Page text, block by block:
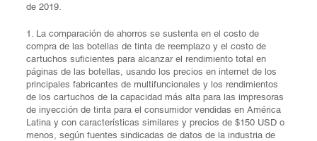
de 2019.
1. La comparación de ahorros se sustenta en el costo de
compra de las botellas de tinta de reemplazo y el costo de
cartuchos suficientes para alcanzar el rendimiento total en
páginas de las botellas, usando los precios en internet de los
principales fabricantes de multifuncionales y los rendimientos
de los cartuchos de la capacidad más alta para las impresoras
de inyección de tinta para el consumidor vendidas en América
Latina y con características similares y precios de $150 USD o
menos, según fuentes sindicadas de datos de la industria de